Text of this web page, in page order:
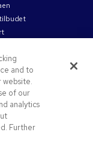
and to
website.
of our
analytics
Further